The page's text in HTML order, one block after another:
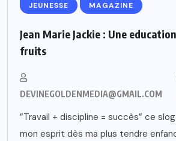
JEUNESSE MAGAZINE
Jean Marie Jackie : Une
fruits
DEVINEGOLDENMEDIA@GMAIL.COM
”Travail + discipline = succès” ce
mon esprit dès ma plus tendre